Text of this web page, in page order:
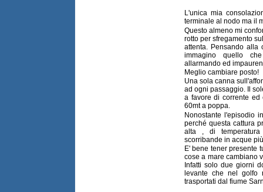
L'unica mia
terminale al nodo ma il
Questo almeno mi
rotto per sfregamento
attenta. Pensando alla
immagino quello
allarmando ed
Meglio cambiare posto!
Una sola canna
ad ogni passaggio. Il
a favore di corrente
60mt a poppa.
Nonostante l'episodio
perché questa cattura
alta , di
scorribande in acque
E' bene tener presente
cose a mare cambiano
Infatti solo due giorni
levante che nel golfo
trasportati dal fiume